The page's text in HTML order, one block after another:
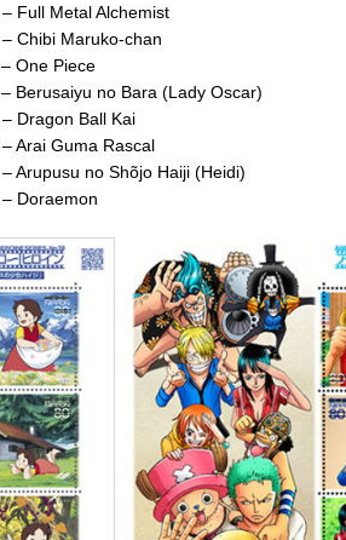
Full Metal Alchemist
Chibi Maruko-chan
One Piece
Berusaiyu no Bara (Lady Oscar)
Dragon Ball Kai
Arai Guma Rascal
Arupusu no Shõjo Haiji (Heidi)
Doraemon